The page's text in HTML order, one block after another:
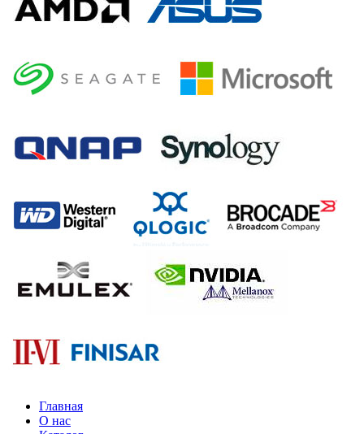
Главная
О нас